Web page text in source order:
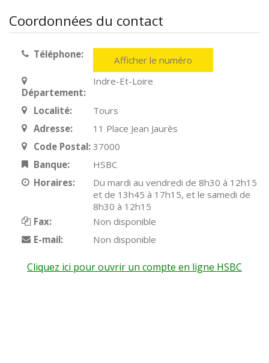
Coordonnées du contact
Téléphone: Afficher le numéro
Département:
Indre-Et-Loire
Localité:
Tours
Adresse:
11 Place Jean Jaurès
Code Postal: 37000
Banque:
HSBC
Horaires:
Du mardi au vendredi de 8h30 à 12h15
et de 13h45 à 17h15, et le samedi de
8h30 à 12h15
Fax:
Non disponible
E-mail:
Non disponible
Cliquez ici pour ouvrir un compte en ligne HSBC